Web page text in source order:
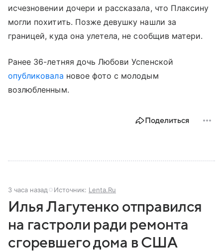
исчезновении дочери и рассказала, что Плаксину
могли похитить. Позже девушку нашли за
границей, куда она улетела, не сообщив матери.
Ранее 36-летняя дочь Любови Успенской
опубликовала новое фото с молодым
возлюбленным.
Поделиться
3 часа назад Источник: Lenta.Ru
Илья Лагутенко отправился
на гастроли ради ремонта
сгоревшего дома в США